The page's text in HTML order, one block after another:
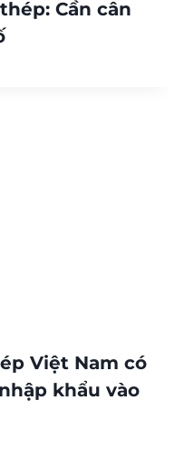
Cần cân
Việt Nam có
khẩu vào